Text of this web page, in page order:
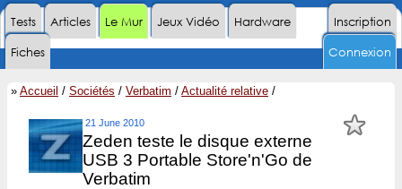
Inscription
Tests Articles Le Mur Jeux Vidéo
Hardware
Fiches
Connexion
» Accueil / Sociétés / Verbatim / Actualité relative /
21 June 2010
Zeden teste le disque externe
USB 3 Portable Store'n'Go de
Verbatim